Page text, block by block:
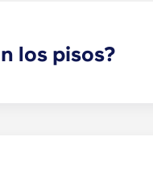
los pisos?